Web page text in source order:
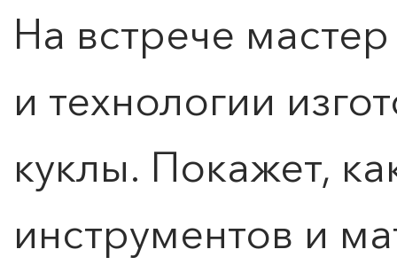
На встрече
и технологии
куклы. Покажет,
инструментов и